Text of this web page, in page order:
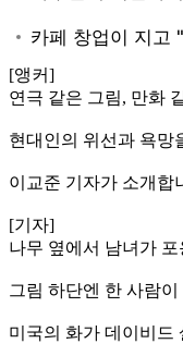
[앵커]
연극 같은 그림, 만화
현대인의 위선과 욕망
이교준 기자가 소개합
[기자]
나무 옆에서 남녀가
그림 하단엔 한 사람
미국의 화가 데이비드